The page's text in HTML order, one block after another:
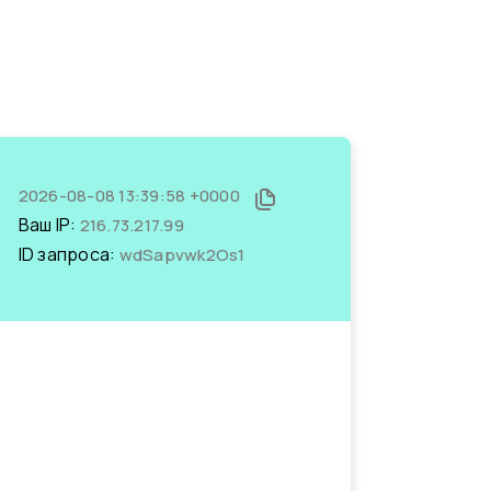
2026-08-08 13:39:58 +0000
Ваш IP: 216.73.217.99
ID запроса: wdSapvwk2Os1